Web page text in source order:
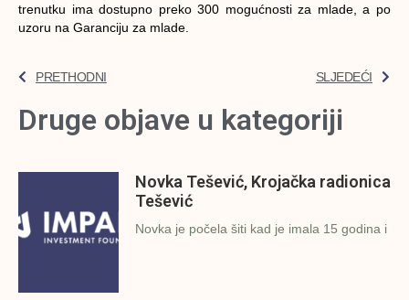
trenutku ima dostupno preko 300 mogućnosti za mlade, a po
uzoru na Garanciju za mlade.
PRETHODNI SLJEDEĆI
Druge objave u kategoriji
Novka Tešević, Krojačka radionica
Tešević
Novka je počela šiti kad je imala 15 godina i